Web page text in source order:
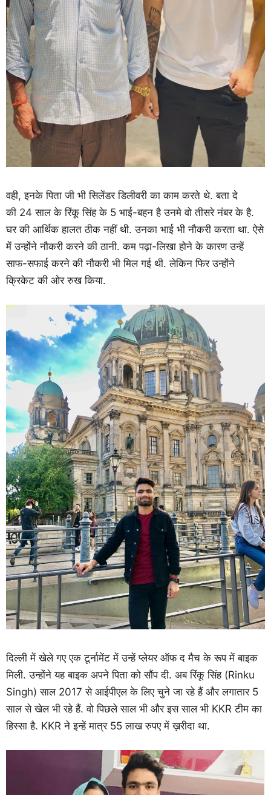
वही, इनके पिता जी भी सिलेंडर डिलीवरी का काम करते थे. बता दे
की 24 साल के रिंकू सिंह के 5 भाई-बहन है उनमे वो तीसरे नंबर के है.
घर की आर्थिक हालत ठीक नहीं थी. उनका भाई भी नौकरी करता था. ऐसे
में उन्होंने नौकरी करने की ठानी. कम पढ़ा-लिखा होने के कारण उन्हें
साफ-सफाई करने की नौकरी भी मिल गई थी. लेकिन फिर उन्होंने
क्रिकेट की ओर रुख किया.
दिल्ली में खेले गए एक टूर्नामेंट में उन्हें प्लेयर ऑफ द मैच के रूप में बाइक
मिली. उन्होंने यह बाइक अपने पिता को सौंप दी. अब रिंकू सिंह (Rinku
Singh) साल 2017 से आईपीएल के लिए चुने जा रहे हैं और लगातार 5
साल से खेल भी रहे हैं. वो पिछले साल भी और इस साल भी KKR टीम का
हिस्सा है. KKR ने इन्हें मात्र 55 लाख रुपए में ख़रीदा था.